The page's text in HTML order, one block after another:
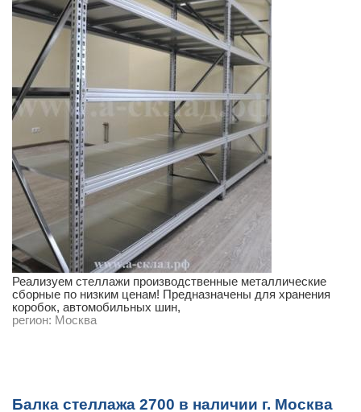
Реализуем стеллажи производственные металлические
сборные по низким ценам! Предназначены для хранения
коробок, автомобильных шин,
регион: Москва
Балка стеллажа 2700 в наличии г. Москва